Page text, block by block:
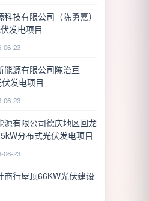
技有限公司（陈勇嘉）
发电项目
06-23
能源有限公司陈治亘
发电项目
06-23
源有限公司德庆地区回龙
分布式光伏发电项目
06-23
商行屋顶66KW光伏建设